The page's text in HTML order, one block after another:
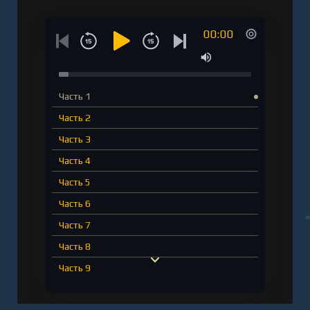
00:00
Часть 1
Часть 2
Часть 3
Часть 4
Часть 5
Часть 6
Часть 7
Часть 8
Часть 9